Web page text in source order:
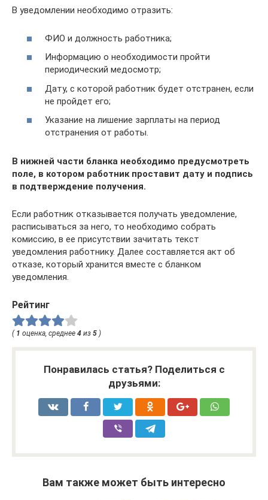
В уведомлении необходимо отразить:
ФИО и должность работника;
Информацию о необходимости пройти
периодический медосмотр;
Дату, с которой работник будет отстранен, если
не пройдет его;
Указание на лишение зарплаты на период
отстранения от работы.
В нижней части бланка необходимо предусмотреть
поле, в котором работник проставит дату и подпись
в подтверждение получения.
Если работник отказывается получать уведомление,
расписываться за него, то необходимо собрать
комиссию, в ее присутствии зачитать текст
уведомления работнику. Далее составляется акт об
отказе, который хранится вместе с бланком
уведомления.
Рейтинг
( 1 оценка, среднее 4 из 5 )
Понравилась статья? Поделиться с
друзьями:
Вам также может быть интересно